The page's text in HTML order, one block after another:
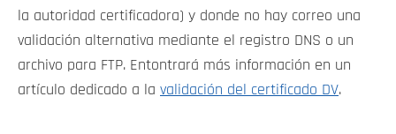
la autoridad certificadora) y donde no hay correo una
validación alternativa mediante el registro DNS o un
archivo para FTP. Entontrará más información en un
artículo dedicado a la validación del certificado DV.